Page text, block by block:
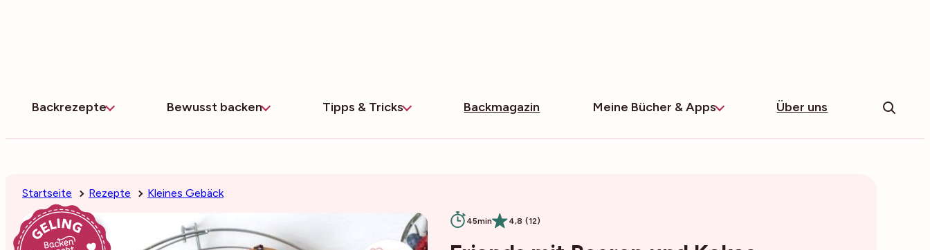
Backrezepte Bewusst backen Tipps & Tricks Backmagazin Meine Bücher & Apps Über uns
Startseite Rezepte Kleines Gebäck
45min 4,8 (12)